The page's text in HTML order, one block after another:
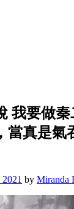
我要做
當真是氣
by Miranda